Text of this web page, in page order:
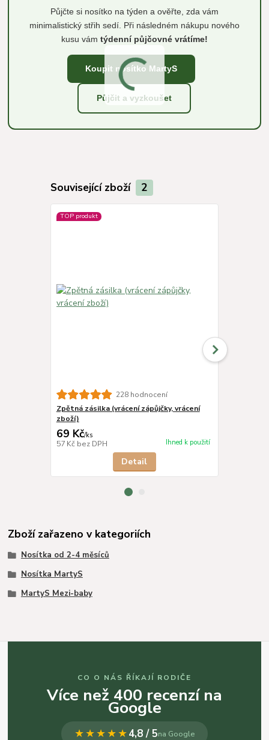
Půjčte si nosítko na týden a ověřte, zda vám
minimalistický střih sedí. Při následném nákupu nového
kusu vám týdenní půjčovné vrátíme!
Koupit nosítko MartyS
Půjčit a vyzkoušet
Související zboží 2
TOP produkt
228 hodnocení
Zpětná zásilka (vrácení zápůjčky, vrácení
zboží)
69 Kč/ks
57 Kč bez DPH Ihned k použití
Detail
Zboží zařazeno v kategoriích
Nosítka od 2-4 měsíců
Nosítka MartyS
MartyS Mezi-baby
CO O NÁS ŘÍKAJÍ RODIČE
Více než 400 recenzí na
Google
★★★★★4,8 / 5na Google